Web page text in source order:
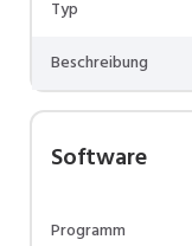
Typ
Beschreibung
Software
Programm